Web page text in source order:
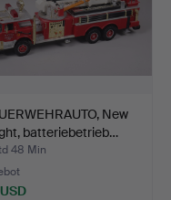
New
batteriebetrieb…
48 Min